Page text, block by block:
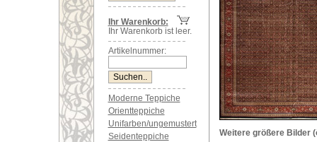
Ihr Warenkorb:
Ihr Warenkorb ist leer.
Artikelnummer:
Moderne Teppiche
Orientteppiche
Unifarben/ungemustert
Seidenteppiche
Weitere größere Bilder